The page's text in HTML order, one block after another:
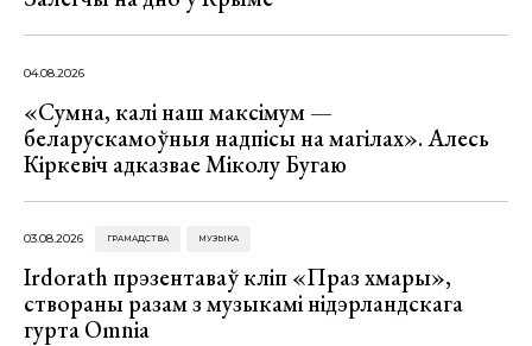
04.08.2026
«Сумна, калі наш максімум —
беларускамоўныя надпісы на магілах». Алесь
Кіркевіч адказвае Міколу Бугаю
03.08.2026 ГРАМАДСТВА МУЗЫКА
Irdorath прэзентаваў кліп «Праз хмары»,
створаны разам з музыкамі нідэрландскага
гурта Omnia